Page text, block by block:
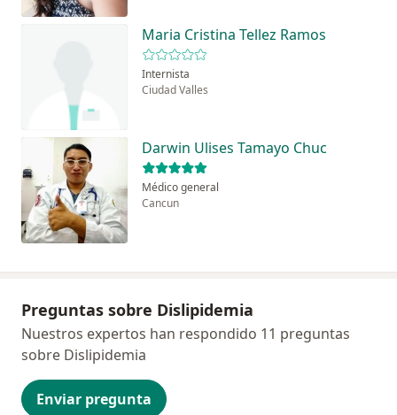
Maria Cristina Tellez Ramos
Internista
Ciudad Valles
Darwin Ulises Tamayo Chuc
Médico general
Cancun
Preguntas sobre Dislipidemia
Enviar pregunta
Nuestros expertos han respondido 11 preguntas
sobre Dislipidemia